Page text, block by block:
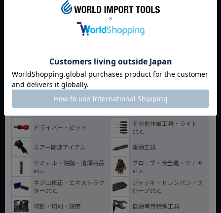
用途・種類 メーカー
工具箱・収納アイテム 工具セット
トルクレンチ・トルクドラ
イバー・トルク管理工具
ソケット
ーサル・アダプターe.t.c.
レンチ・スパナ
プライヤー・ニッパー
ドライバー・ビット
その他作業工具・ライト
e.t.c.
エアー関連アイテム
電動工具
ケミカル・油脂・清掃用品
e.t.c.
グローブ・安全靴・ツナギ
e.t.c.
ネジ山修正・エキストラク
ターe.t.c.
ジャッキ・ドレンパン・ス
ロープe.t.c.
切断・切削・研磨
自動車用特殊工具